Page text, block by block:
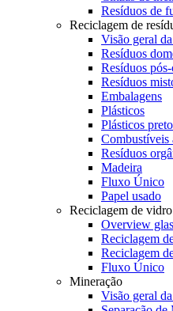
Resíduos de
Reciclagem de
Visão geral
Resíduos
Resíduos
Resíduos
Embalagens
Plásticos
Plásticos
Combustíveis
Resíduos
Madeira
Fluxo Único
Papel usado
Reciclagem de vidro
Overview
Reciclagem
Reciclagem
Fluxo Único
Mineração
Visão geral